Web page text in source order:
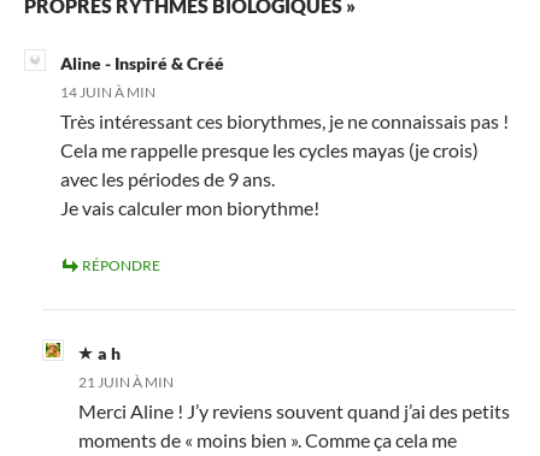
PROPRES RYTHMES BIOLOGIQUES »
Aline - Inspiré & Créé
14 JUIN À MIN
Très intéressant ces biorythmes, je ne connaissais pas !
Cela me rappelle presque les cycles mayas (je crois)
avec les périodes de 9 ans.
Je vais calculer mon biorythme!
RÉPONDRE
a h
21 JUIN À MIN
Merci Aline ! J’y reviens souvent quand j’ai des petits
moments de « moins bien ». Comme ça cela me